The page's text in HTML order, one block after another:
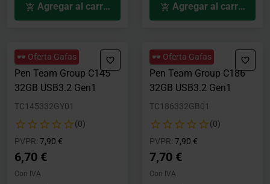
Agregar al carrito Agregar al carrito
🕶️ Oferta Gafas
Pen Team Group C145
32GB USB3.2 Gen1
TC145332GY01
(0)
PVPR: Precio rebajado desde
7,90 €
6,70 €
Con IVA
🕶️ Oferta Gafas
Pen Team Group C186
32GB USB3.2 Gen1
TC186332GB01
(0)
PVPR: Precio rebajado desde
7,90 €
7,70 €
Con IVA